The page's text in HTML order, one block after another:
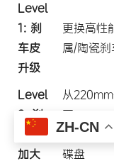
Level
1: 刹
车皮
升级
更换高性
属/陶瓷刹
Level
2: 刹
车盘
加大
从
至
260mm/
碟盘
ZH-CN